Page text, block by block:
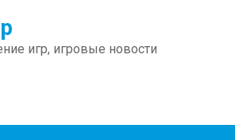
игр, игровые новости